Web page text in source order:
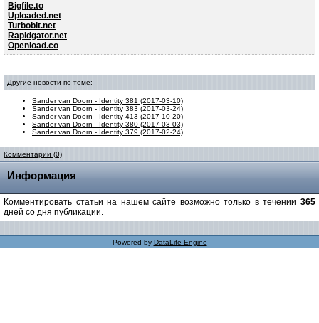
Bigfile.to
Uploaded.net
Turbobit.net
Rapidgator.net
Openload.co
Другие новости по теме:
Sander van Doorn - Identity 381 (2017-03-10)
Sander van Doorn - Identity 383 (2017-03-24)
Sander van Doorn - Identity 413 (2017-10-20)
Sander van Doorn - Identity 380 (2017-03-03)
Sander van Doorn - Identity 379 (2017-02-24)
Комментарии (0)
Информация
Комментировать статьи на нашем сайте возможно только в течении 365
дней со дня публикации.
Powered by DataLife Engine